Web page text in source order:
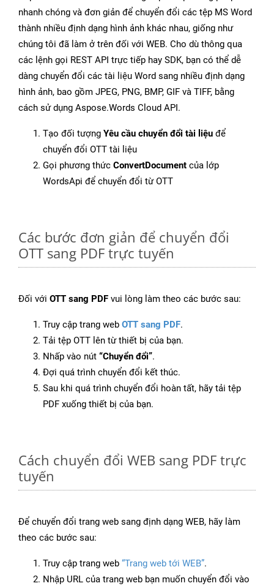
nhanh chóng và đơn giản để chuyển đổi các tệp MS Word
thành nhiều định dạng hình ảnh khác nhau, giống như
chúng tôi đã làm ở trên đối với WEB. Cho dù thông qua
các lệnh gọi REST API trực tiếp hay SDK, bạn có thể dễ
dàng chuyển đổi các tài liệu Word sang nhiều định dạng
hình ảnh, bao gồm JPEG, PNG, BMP, GIF và TIFF, bằng
cách sử dụng Aspose.Words Cloud API.
Tạo đối tượng Yêu cầu chuyển đổi tài liệu để
chuyển đổi OTT tài liệu
Gọi phương thức ConvertDocument của lớp
WordsApi để chuyển đổi từ OTT
Các bước đơn giản để chuyển đổi
OTT sang PDF trực tuyến
Đối với OTT sang PDF vui lòng làm theo các bước sau:
Truy cập trang web OTT sang PDF.
Tải tệp OTT lên từ thiết bị của bạn.
Nhấp vào nút “Chuyển đổi”.
Đợi quá trình chuyển đổi kết thúc.
Sau khi quá trình chuyển đổi hoàn tất, hãy tải tệp
PDF xuống thiết bị của bạn.
Cách chuyển đổi WEB sang PDF trực
tuyến
Để chuyển đổi trang web sang định dạng WEB, hãy làm
theo các bước sau:
Truy cập trang web “Trang web tới WEB”.
Nhập URL của trang web bạn muốn chuyển đổi vào